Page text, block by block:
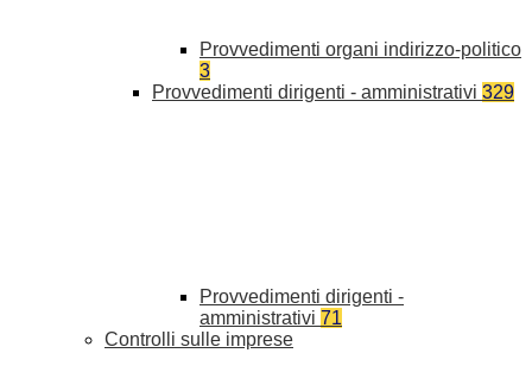
Provvedimenti organi indirizzo-politico
3
Provvedimenti dirigenti - amministrativi 329
Provvedimenti dirigenti -
amministrativi 71
Controlli sulle imprese